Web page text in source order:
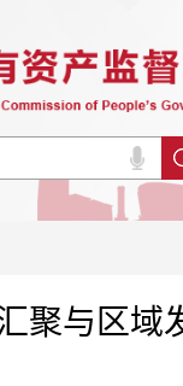
聚与区域